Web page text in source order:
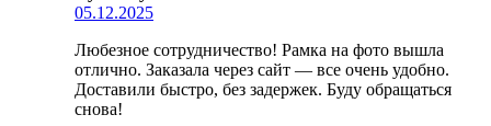
05.12.2025
Любезное сотрудничество! Рамка на фото вышла
отлично. Заказала через сайт — все очень удобно.
Доставили быстро, без задержек. Буду обращаться
снова!